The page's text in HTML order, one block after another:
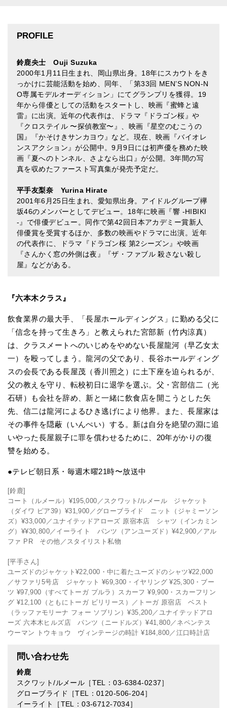
PROFILE
鈴鹿央士 Ouji Suzuka
2000年1月11日生まれ、岡山県出身。18年にスカウトをき
っかけに芸能活動を始め、同年、「第33回 MEN’S NON-N
O専属モデルオーディション」にてグランプリを獲得。19
年から俳優としての活動をスタートし、映画『蜜蜂と遠
雷』に出演。近年の代表作は、ドラマ『ドラゴン桜』や
『クロステイル 〜探偵教室〜』、映画『星空のむこうの
国』『かそけきサンカヨウ』など。現在、映画『バイオレ
ンスアクション』が公開中。9月9日には初声優を務めた映
画『夏へのトンネル、さよなら出口』が公開。3年間の写
真を収めたファースト写真集が発売予定だ。
平手友梨奈 Yurina Hirate
2001年6月25日生まれ、愛知県出身。アイドルグループ欅
坂46のメンバーとしてデビュー。18年に映画『響 -HIBIKI
-』で俳優デビュー。同作で第42回日本アカデミー賞新人
俳優賞を受賞するほか、多数の映画やドラマに出演。近年
の代表作に、ドラマ『ドラゴン桜 第2シーズン』や映画
『さんかく窓の外側は夜』『ザ・ファブル 殺さない殺し
屋』などがある。
『六本木クラス』
飲食業界の最大手、「長屋ホールディングス」に勤める父に
「信念を持って生きろ」と教えられた宮部新（竹内涼真）
は、クラスメートへのいじめをやめない長屋龍河（早乙女太
一）を殴ってしまう。龍河の父であり、長谷ホールディング
スの会長である長屋茂（香川照之）に土下座を迫られるが、
父の教えを守り、転校初日に退学を選ぶ。父・宮部信二（光
石研）も会社を辞め、新と一緒に飲食店を開こうとした矢
先、信二は龍河によるひき逃げにより他界。また、長屋家は
その事件を隠蔽（いんぺい）する。新は自分を絶望の淵に追
いやった長屋親子に罪を償わせるために、20年がかりの復
讐を始める。
●テレビ朝日系・毎週木曜21時〜放送中
[鈴鹿]
コート（ルメール）¥195,000／スクワット/ルメール ジャケット
（ダイワ ピア39）¥31,900／グローブライド ニット（ジャミーソン
ズ）¥33,000／ユナイテッドアローズ 原宿本店 シャツ（インカミン
グ）¥¥30,800／イーライト パンツ（アンユーズド）¥42,900／アル
ファ PR その他／スタイリスト私物
[平手さん]
ユーズドのジャケット¥22,000・中に着たユーズドのシャツ¥22,000
／サファリ5号店 ジャケット ¥69,300・イヤリング ¥25,300・ブー
ツ ¥97,900（すべてトーガ プルラ）スカーフ ¥9,900・スカーフリン
グ ¥12,100（ともにトーガ ビリリース）／トーガ 原宿店 ベスト
（ラッファモリーナ フォー ソブリン）¥35,200／ユナイテッドアロ
ーズ 六本木ヒルズ店 パンツ（ニードルズ）¥41,800／ネペンテス
ウーマン トウキョウ ヴィンテージの時計 ¥184,800／江口時計店
問い合わせ先
鈴鹿
スクワット/ルメール［TEL：03-6384-0237］
グローブライド［TEL：0120-506-204］
イーライト［TEL：03-6712-7034］